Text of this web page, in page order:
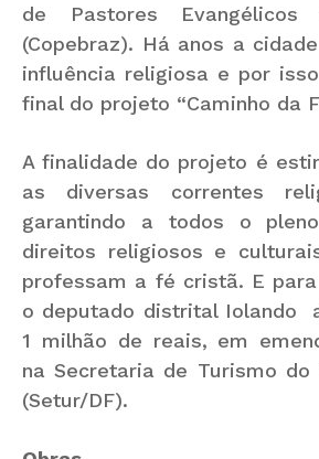
de Pastores Evangélicos
(Copebraz). Há anos a
influência religiosa e por
final do projeto “Caminho da
A finalidade do projeto é
as diversas correntes
garantindo a todos o
direitos religiosos e
professam a fé cristã. E
o deputado distrital Iolando
1 milhão de reais, em
na Secretaria de Turismo do
(Setur/DF).